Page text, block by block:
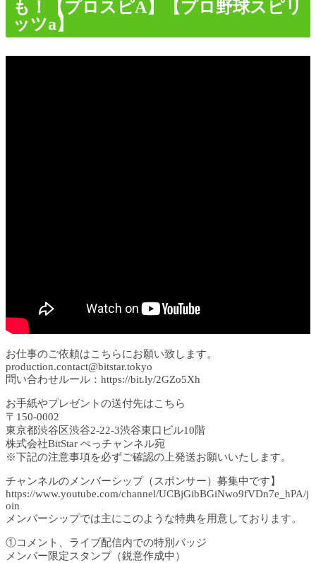
も！【プロスピA】【プロ野球スピリ
ッツa】
お仕事のご依頼はこちらにお願い致します。
production.contact@bitstar.tokyo
問い合わせルール：https://bit.ly/2GZo5Xh
お手紙やプレゼントの送付先はこちら
〒150-0002
東京都渋谷区渋谷2-22-3渋谷東口ビル10階
株式会社BitStar ぺっチャンネル宛
※下記の注意事項を必ずご確認の上発送お願いいたします。
チャンネルのメンバーシップ（スポンサー）募集中です】
https://www.youtube.com/channel/UCBjGibBGiNwo9fVDn7e_hPA/j
oin
メンバーシップでは主にこのような特典を用意しております。
①コメント、ライブ配信内での特別バッジ
メンバー限定スタンプ（鋭意作成中）